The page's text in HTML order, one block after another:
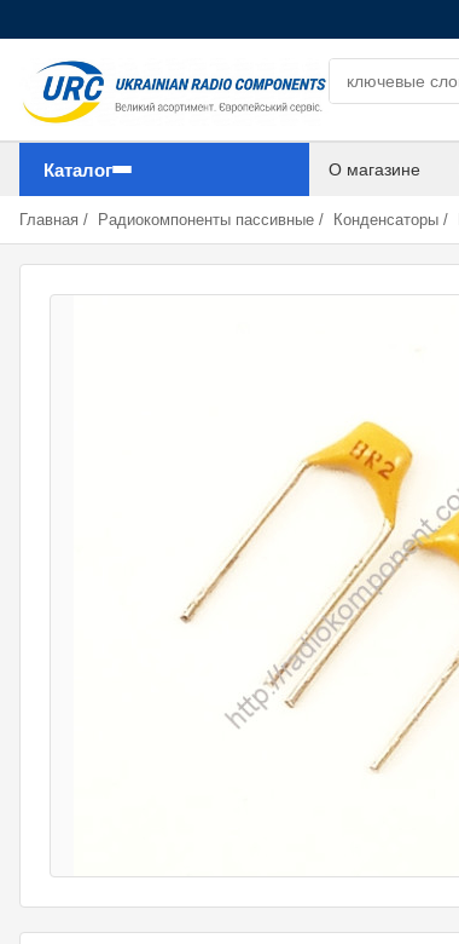
Каталог О магазине
Главная / Радиокомпоненты пассивные / Конденсаторы /